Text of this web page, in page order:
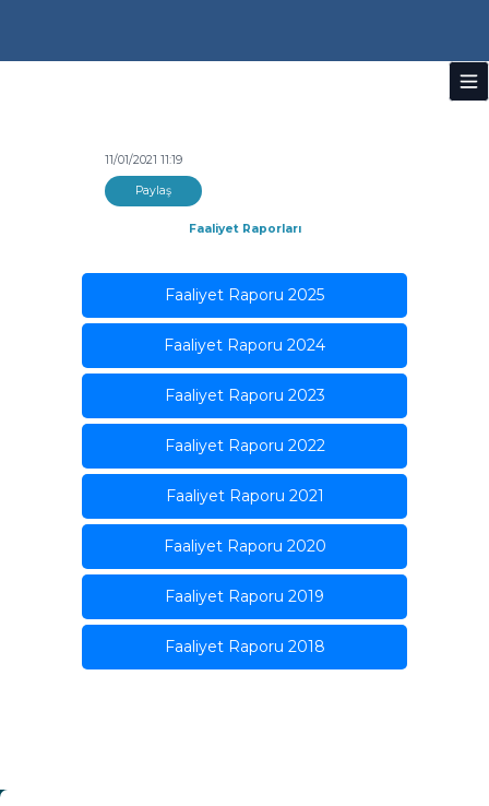
11/01/2021 11:19
Paylaş
Faaliyet Raporları
Faaliyet Raporu 2025
Faaliyet Raporu 2024
Faaliyet Raporu 2023
Faaliyet Raporu 2022
Faaliyet Raporu 2021
Faaliyet Raporu 2020
Faaliyet Raporu 2019
Faaliyet Raporu 2018